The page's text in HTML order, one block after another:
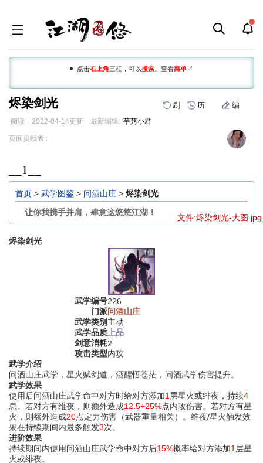
点击右上角三杠，可以搜索 、查看菜单↗
烬染剑光 刷 历 编
阅读 2022-04-14更新 最新编辑: 芋艿小君
跳
跳
页面贡献者 :
__1__
首页 > 武学图鉴 > 问酒山庄 > 烬染剑光
让你我携手并肩，肆意这悠悠江湖！
烬染剑光
文件:烬染剑光-大图.jpg
武学编号226
门派问酒山庄
武学类别 主动
武学品质 上品
剑意消耗2
攻击类型内攻
武学介绍
问酒山庄武学，星火赋剑道，酒醒悟苍茫，问酒武学伤害提升。
武学效果
使用后问酒山庄武学命中对方时给对方添加1 层星火或绯夜，持续4
息。若对方有维夜，则额外造成12.5+25%点内攻伤害。若对方有星
火，则额外造成20点定力伤害（武器重量相关）。维夜/星火触发效
果在持续期间内最多触发3次。
进阶效果
持续期间内使用问酒山庄武学命中对方后15%概率给对方添加1 层星
火或绯夜。